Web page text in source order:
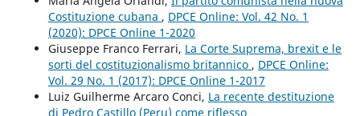
Costituzione cubana , DPCE Online: Vol. 42 No. 1
(2020): DPCE Online 1-2020
Giuseppe Franco Ferrari, La Corte Suprema, brexit e le
sorti del costituzionalismo britannico , DPCE Online:
Vol. 29 No. 1 (2017): DPCE Online 1-2017
Luiz Guilherme Arcaro Conci, La recente destituzione
di Pedro Castillo (Peru) come riflesso